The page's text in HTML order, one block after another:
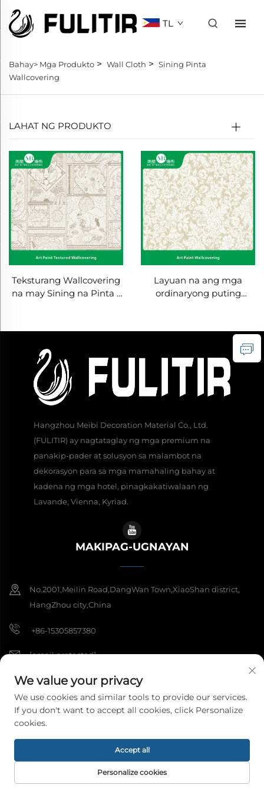
TL
Bahay> Mga Produkto > Wall Cloth > Sining Pinta
Wallcovering
LAHAT NG PRODUKTO
Teksturang Wallcovering
na may Sining na Pinta -
Lumot, Angkop para sa
Headboard ng Kuwarto
Layuan na ang mga
ordinaryong puting
+ Eco-Friendly Materials,
mabuhay sa natural na
texture
Hangzhou Meibi Decoration Material Co., Ltd.
(FULITIR) ay nagtataglay ng mga premium na
panakip-pader at solusyon sa malambot na
dekorasyon para sa mga mamahaling bahay at
kadena ng mga hotel, pinagkakatiwalaan ng
Lavande, Vienna, Kyriad.
MAKIPAG-UGNAYAN
No.2001,Meilin Road,DangWan Town,XiaoShan district,
HangZhou city,China
+86-15305857380
[email protected]
Copyright © 2026 Hangzhou Meibi Decoration Materials Co., Ltd. Ang
lahat ng karapatan ay nakareserba. Patakaran sa Pagkakapribado
We value your privacy
We use cookies and similar tools to provide our services.
If you don't want to accept all cookies, click Personalize
cookies.
Personalize cookies
Accept all